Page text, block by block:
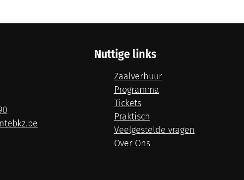
Nuttige links
Zaalverhuur
Programma
Tickets
Praktisch
Veelgestelde vragen
Over Ons